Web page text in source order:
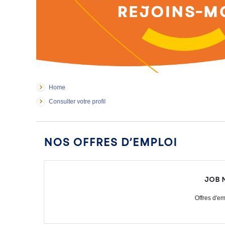
Home
Consulter votre profil
Nos offres d’emploi
Job
Offres